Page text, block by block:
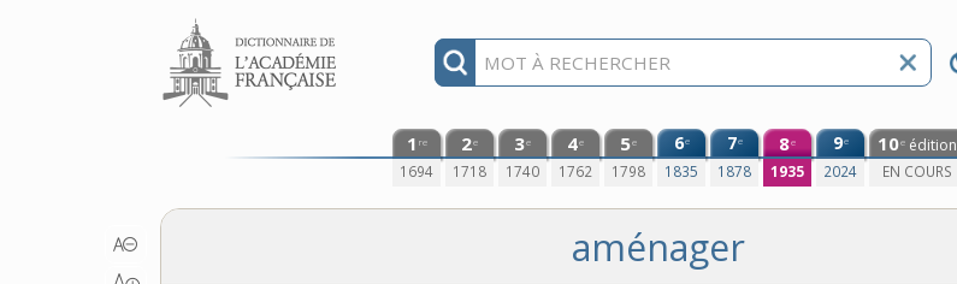
Aller au contenu
1 re
1694
2e
1718
3e
1740
4e
1762
5e
1798
6e
1835
7e
1878
8e
1935
9e
2024
10e édition
EN COURS
aménager